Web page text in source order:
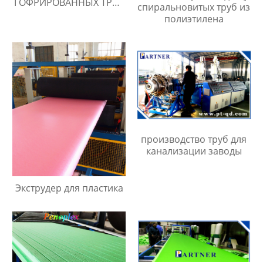
спиральновитых труб из
полиэтилена
Экструдер для пластика
производство труб для
канализации заводы